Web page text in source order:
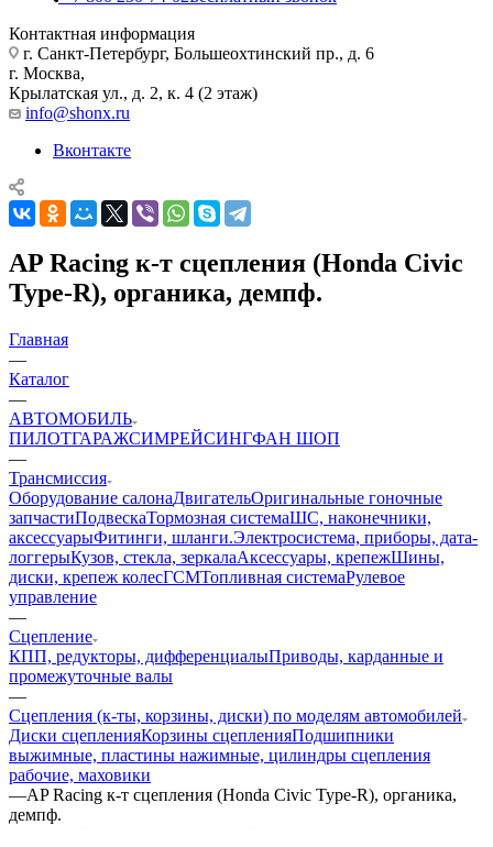
Контактная информация
г. Санкт-Петербург, Большеохтинский пр., д. 6
г. Москва,
Крылатская ул., д. 2, к. 4 (2 этаж)
info@shonx.ru
Вконтакте
AP Racing к-т сцепления (Honda Civic
Type-R), органика, демпф.
Главная
—
Каталог
—
АВТОМОБИЛЬ
ПИЛОТГАРАЖСИМРЕЙСИНГФАН ШОП
—
Трансмиссия
Оборудование салонаДвигательОригинальные гоночные
запчастиПодвескаТормозная системаШС, наконечники,
аксессуарыФитинги, шланги.Электросистема, приборы, дата-
логгерыКузов, стекла, зеркалаАксессуары, крепежШины,
диски, крепеж колесГСМТопливная системаРулевое
управление
—
Сцепление
КПП, редукторы, дифференциалыПриводы, карданные и
промежуточные валы
—
Сцепления (к-ты, корзины, диски) по моделям автомобилей
Диски сцепленияКорзины сцепленияПодшипники
выжимные, пластины нажимные, цилиндры сцепления
рабочие, маховики
—AP Racing к-т сцепления (Honda Civic Type-R), органика,
демпф.